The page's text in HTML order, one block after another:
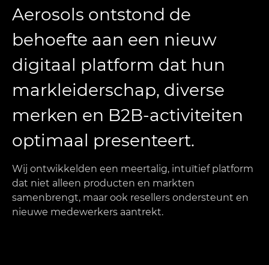
Aerosols ontstond de
behoefte aan een nieuw
digitaal platform dat hun
markleiderschap, diverse
merken en B2B-activiteiten
optimaal presenteert.
Wij ontwikkelden een meertalig, intuïtief platform
dat niet alleen producten en markten
samenbrengt, maar ook resellers ondersteunt en
nieuwe medewerkers aantrekt.